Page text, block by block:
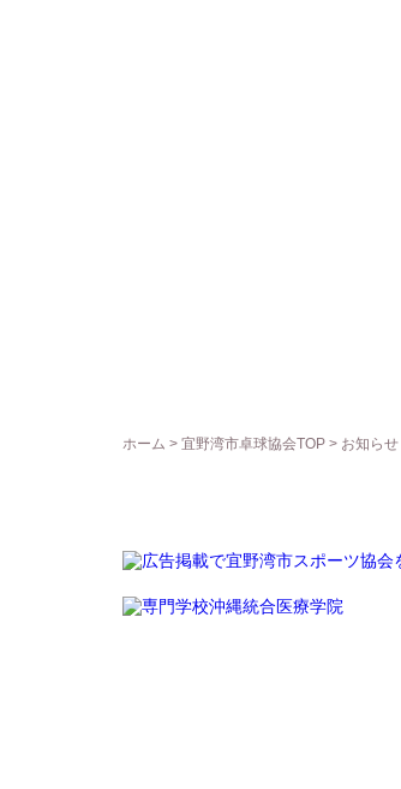
ホーム > 宜野湾市卓球協会TOP > お知らせ